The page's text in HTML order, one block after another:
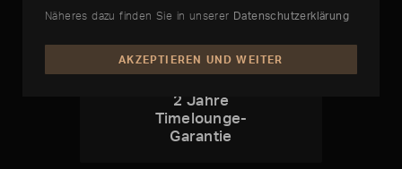
2 Jahre
Timelounge-
Garantie
Näheres dazu finden Sie in unserer Datenschutzerklärung
AKZEPTIEREN UND WEITER